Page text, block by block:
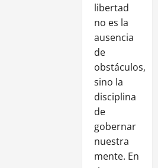
libertad
no es la
ausencia
de
obstáculos,
sino la
disciplina
de
gobernar
nuestra
mente. En